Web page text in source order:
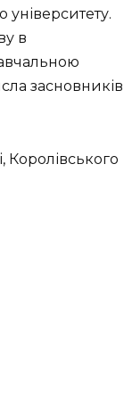
в
засновників
Королівського